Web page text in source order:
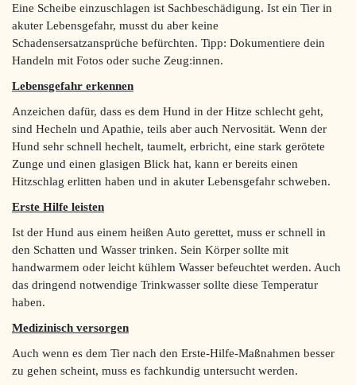
Eine Scheibe einzuschlagen ist Sachbeschädigung. Ist ein Tier in
akuter Lebensgefahr, musst du aber keine
Schadensersatzansprüche befürchten. Tipp: Dokumentiere dein
Handeln mit Fotos oder suche Zeug:innen.
Lebensgefahr erkennen
Anzeichen dafür, dass es dem Hund in der Hitze schlecht geht,
sind Hecheln und Apathie, teils aber auch Nervosität. Wenn der
Hund sehr schnell hechelt, taumelt, erbricht, eine stark gerötete
Zunge und einen glasigen Blick hat, kann er bereits einen
Hitzschlag erlitten haben und in akuter Lebensgefahr schweben.
Erste Hilfe leisten
Ist der Hund aus einem heißen Auto gerettet, muss er schnell in
den Schatten und Wasser trinken. Sein Körper sollte mit
handwarmem oder leicht kühlem Wasser befeuchtet werden. Auch
das dringend notwendige Trinkwasser sollte diese Temperatur
haben.
Medizinisch versorgen
Auch wenn es dem Tier nach den Erste-Hilfe-Maßnahmen besser
zu gehen scheint, muss es fachkundig untersucht werden.